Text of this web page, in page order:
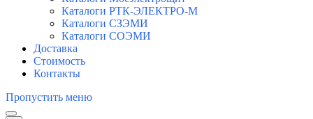
Каталоги РТК-ЭЛЕКТРО-М
Каталоги СЗЭМИ
Каталоги СОЭМИ
Доставка
Стоимость
Контакты
Пропустить меню